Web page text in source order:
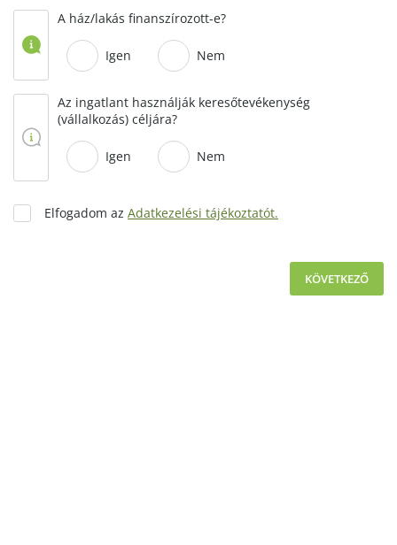
A ház/lakás finanszírozott-e?
Igen Nem
Az ingatlant használják keresőtevékenység
(vállalkozás) céljára?
Igen Nem
Elfogadom az Adatkezelési tájékoztatót.
KÖVETKEZŐ